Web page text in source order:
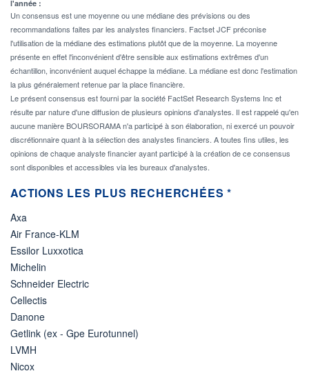
l'année :
Un consensus est une moyenne ou une médiane des prévisions ou des
recommandations faites par les analystes financiers. Factset JCF préconise
l'utilisation de la médiane des estimations plutôt que de la moyenne. La moyenne
présente en effet l'inconvénient d'être sensible aux estimations extrêmes d'un
échantillon, inconvénient auquel échappe la médiane. La médiane est donc l'estimation
la plus généralement retenue par la place financière.
Le présent consensus est fourni par la société FactSet Research Systems Inc et
résulte par nature d'une diffusion de plusieurs opinions d'analystes. Il est rappelé qu'en
aucune manière BOURSORAMA n'a participé à son élaboration, ni exercé un pouvoir
discrétionnaire quant à la sélection des analystes financiers. A toutes fins utiles, les
opinions de chaque analyste financier ayant participé à la création de ce consensus
sont disponibles et accessibles via les bureaux d'analystes.
ACTIONS LES PLUS RECHERCHÉES *
Axa
Air France-KLM
Essilor Luxxotica
Michelin
Schneider Electric
Cellectis
Danone
Getlink (ex - Gpe Eurotunnel)
LVMH
Nicox